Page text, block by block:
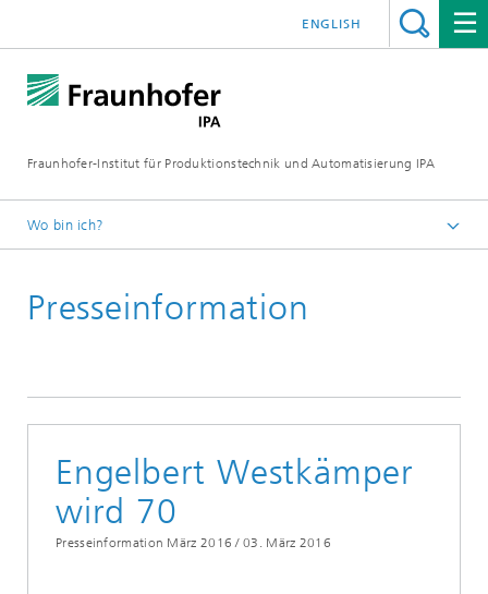
Fraunhofer-Institut für Produktionstechnik und Automatisierung IPA
ENGLISH
Wo bin ich?
Presse/Medien
Presseinformation
Engelbert Westkämper
wird 70
Presseinformation März 2016 / 03. März 2016